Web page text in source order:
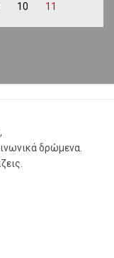
10 11
δρώμενα.